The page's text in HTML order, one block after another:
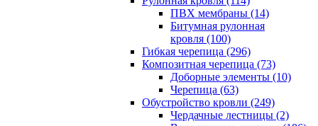
ПВХ мембраны (14)
Битумная рулонная
кровля (100)
Гибкая черепица (296)
Композитная черепица (73)
Доборные элементы (10)
Черепица (63)
Обустройство кровли (249)
Чердачные лестницы (2)